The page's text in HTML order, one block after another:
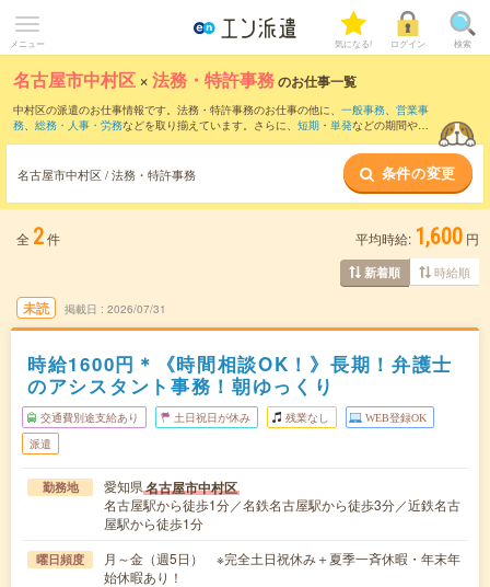
メニュー 気になる! ログイン 検索
名古屋市中村区 ×法務・特許事務のお仕事一覧
中村区の派遣のお仕事情報です。法務・特許事務のお仕事の他に、 一般事務、 営業事
務、 総務・人事・労務などを取り揃えています。さらに、 短期 ・ 単発などの期間や、
名古屋市中村区 / 法務・特許事務 条件の変更
全 2件 平均時給: 1,600 円
新着順 時給順
未読 掲載日 2026/07/31
時給1600円＊《時間相談OK！》長期！弁護士
のアシスタント事務！朝ゆっくり
交通費別途支給あり 土日祝日が休み 残業なし WEB登録OK
派遣
勤務地 愛知県名古屋市中村区
名古屋駅から徒歩1分／名鉄名古屋駅から徒歩3分／近鉄名古
屋駅から徒歩1分
曜日頻度
月～金（週5日） ※完全土日祝休み＋夏季一斉休暇・年末年
始休暇あり！